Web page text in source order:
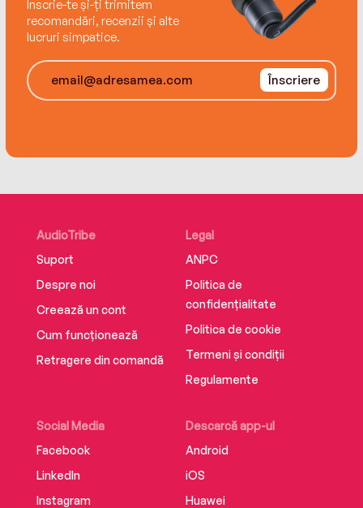
Înscrie-te și-ți trimitem
recomandări, recenzii și alte
lucruri simpatice.
Înscriere
AudioTribe
Suport
Despre noi
Creează un cont
Cum funcționează
Retragere din comandă
Social Media
Facebook
LinkedIn
Instagram
Descarcă app-ul
Android
iOS
Huawei
Legal
ANPC
Politica de
confidențialitate
Politica de cookie
Termeni și condiții
Regulamente